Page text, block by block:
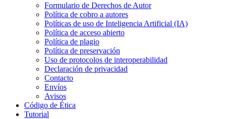
Formulario de Derechos de Autor
Política de cobro a autores
Políticas de uso de Inteligencia Artificial (IA)
Política de acceso abierto
Política de plagio
Política de preservación
Uso de protocolos de interoperabilidad
Declaración de privacidad
Contacto
Envíos
Avisos
Código de Ética
Tutorial